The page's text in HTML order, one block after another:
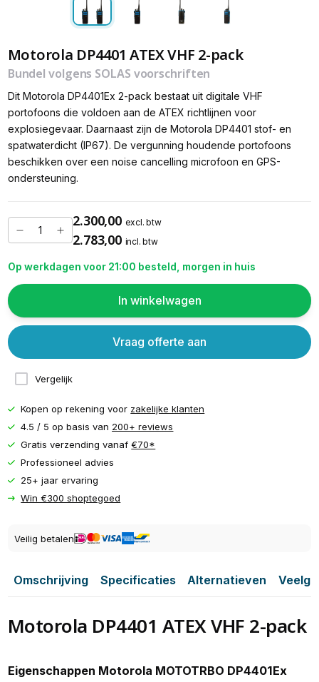
Motorola DP4401 ATEX VHF 2-pack
Bundel volgens SOLAS voorschriften
Dit Motorola DP4401Ex 2-pack bestaat uit digitale VHF
portofoons die voldoen aan de ATEX richtlijnen voor
explosiegevaar. Daarnaast zijn de Motorola DP4401 stof- en
spatwaterdicht (IP67). De vergunning houdende portofoons
beschikken over een noise cancelling microfoon en GPS-
ondersteuning.
2.300,00 excl. btw
2.783,00 incl. btw
Op werkdagen voor 21:00 besteld, morgen in huis
In winkelwagen
Vergelijk
Vraag offerte aan
Kopen op rekening voor zakelijke klanten
4.5 / 5 op basis van 200+ reviews
Gratis verzending vanaf€70*
Professioneel advies
25+ jaar ervaring
Win €300 shoptegoed
Veilig betalen
Omschrijving Specificaties Alternatieven
Motorola DP4401 ATEX VHF 2-pack
Eigenschappen Motorola MOTOTRBO DP4401Ex